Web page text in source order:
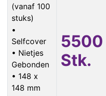
(vanaf 100
stuks)
•
Selfcover
• Nietjes
Gebonden
• 148 x
148 mm
5500
Stk.